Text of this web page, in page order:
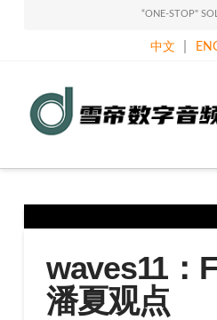
“ONE-STOP"
中文
Sound
Classy
Limited
waves11：
潘夏观点